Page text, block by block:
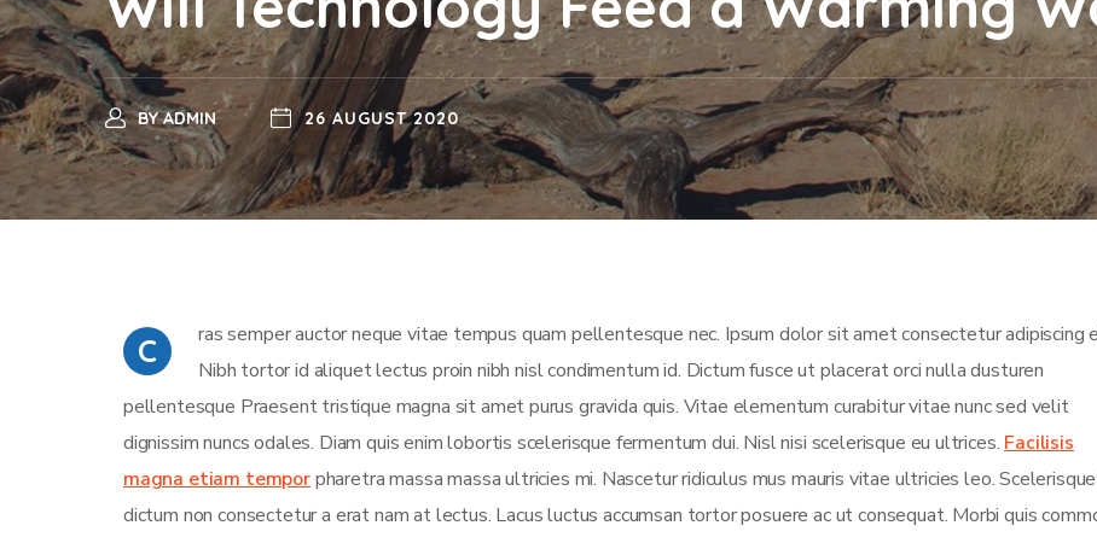
BYADMIN 26 AUGUST 2020
C
ras semper auctor neque vitae tempus quam pellentesque nec. Ipsum dolor sit amet consectetur adipiscing
Nibh tortor id aliquet lectus proin nibh nisl condimentum id. Dictum fusce ut placerat orci nulla dusturen
pellentesque Praesent tristique magna sit amet purus gravida quis. Vitae elementum curabitur vitae nunc sed velit
dignissim nuncs odales. Diam quis enim lobortis scelerisque fermentum dui. Nisl nisi scelerisque eu ultrices. Facilisis
magna etiam temporpharetra massa massa ultricies mi. Nascetur ridiculus mus mauris vitae ultricies leo.
dictum non consectetur a erat nam at lectus. Lacus luctus accumsan tortor posuere ac ut consequat. Morbi quis